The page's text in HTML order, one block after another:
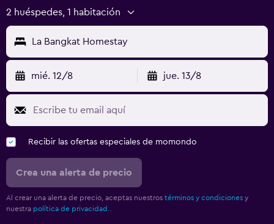
2 huéspedes, 1 habitación
La Bangkat Homestay
mié. 12/8 jue. 13/8
Recibir las ofertas especiales de momondo
Crea una alerta de precio
Al crear una alerta de precio, aceptas nuestros términos y condiciones y
nuestra política de privacidad.